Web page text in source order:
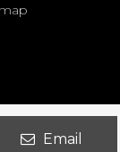
Email